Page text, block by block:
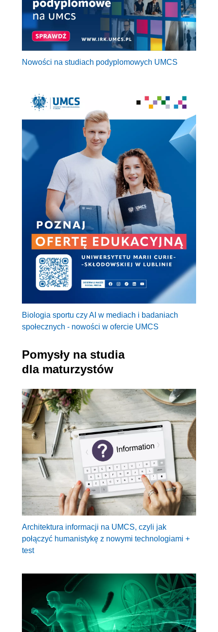
Nowości na studiach podyplomowych UMCS
Biologia sportu czy AI w mediach i badaniach
społecznych - nowości w ofercie UMCS
Pomysły na studia
dla maturzystów
Architektura informacji na UMCS, czyli jak
połączyć humanistykę z nowymi technologiami +
test